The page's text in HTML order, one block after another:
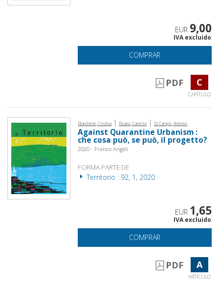
EUR 9,00
IVA excluido
COMPRAR
PDF C
CAPÍTULO
Bianchetti, Cristina | Boano, Camillo | Di Campli, Antonio
Against Quarantine Urbanism :
che cosa può, se può, il progetto?
2020 - Franco Angeli
FORMA PARTE DE
Territorio : 92, 1, 2020
EUR 1,65
IVA excluido
COMPRAR
PDF A
ARTÍCULO